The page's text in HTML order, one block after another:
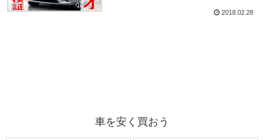
2018.02.28
車を安く買おう